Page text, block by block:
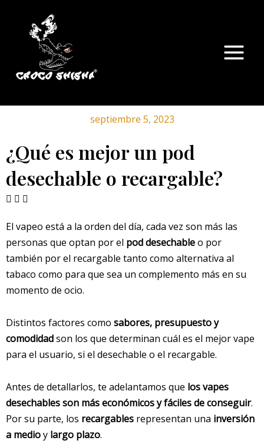
contenido
septiembre 5, 2023
¿Qué es mejor un pod
desechable o recargable?
El vapeo está a la orden del día, cada vez son más las
personas que optan por el pod desechableo por
también por el recargable tanto como alternativa al
tabaco como para que sea un complemento más en su
momento de ocio.
Distintos factores como sabores, presupuesto y
comodidadson los que determinan cuál es el mejor vape
para el usuario, si el desechable o el recargable.
Antes de detallarlos, te adelantamos que los vapes
desechables son más económicos y fáciles de conseguir.
Por su parte, los recargables representan una inversión
a medioy largo plazo.